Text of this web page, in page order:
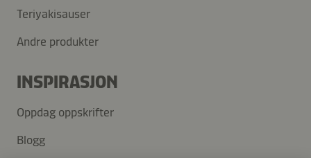
Teriyakisauser
Andre produkter
INSPIRASJON
Oppdag oppskrifter
Blogg